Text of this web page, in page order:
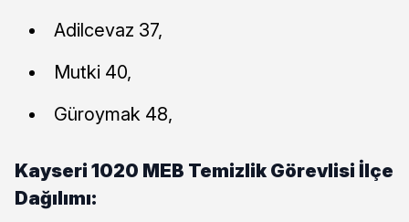
Adilcevaz 37,
Mutki 40,
Güroymak 48,
Kayseri 1020 MEB Temizlik Görevlisi İlçe
Dağılımı: